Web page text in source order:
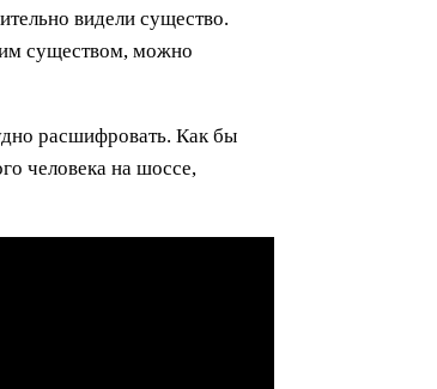
видели существо.
существом, можно
расшифровать. Как бы
человека на шоссе,